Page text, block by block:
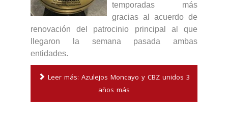
temporadas más
gracias al acuerdo de
renovación del patrocinio principal al que
llegaron la semana pasada ambas
entidades.
Leer más: Azulejos Moncayo y CBZ unidos 3
años más